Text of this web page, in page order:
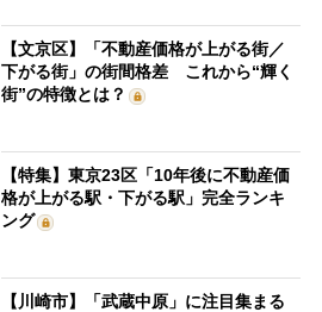
【文京区】「不動産価格が上がる街／
下がる街」の街間格差 これから“輝く
街”の特徴とは？
【特集】東京23区「10年後に不動産価
格が上がる駅・下がる駅」完全ランキ
ング
【川崎市】「武蔵中原」に注目集まる